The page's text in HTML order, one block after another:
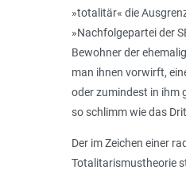
»totalitär« die
»Nachfolgepartei der
Bewohner der
man ihnen vorwirft,
oder zumindest in ihm
so schlimm wie das
Der im Zeichen einer
Totalitarismustheorie